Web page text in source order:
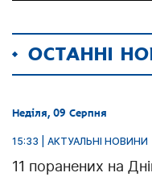
ОСТАННІ
Неділя, 09 Серпня
15:33 | АКТУАЛЬНІ НОВИНИ
11 поранених на